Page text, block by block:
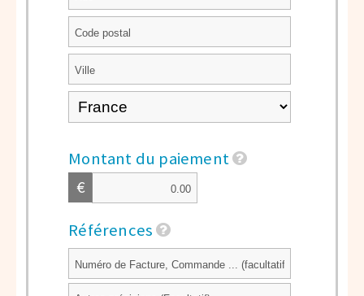
Montant du paiement
€
Références